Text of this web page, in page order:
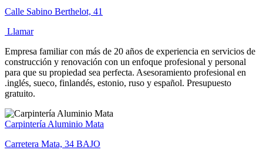
Calle Sabino Berthelot, 41
Llamar
Empresa familiar con más de 20 años de experiencia en servicios de
construcción y renovación con un enfoque profesional y personal
para que su propiedad sea perfecta. Asesoramiento profesional en
.inglés, sueco, finlandés, estonio, ruso y español. Presupuesto
gratuito.
Carpintería Aluminio Mata
Carretera Mata, 34 BAJO